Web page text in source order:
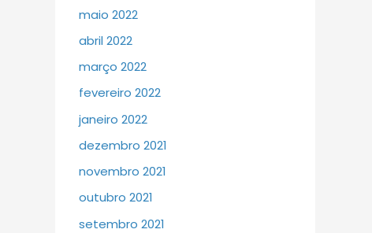
maio 2022
abril 2022
março 2022
fevereiro 2022
janeiro 2022
dezembro 2021
novembro 2021
outubro 2021
setembro 2021